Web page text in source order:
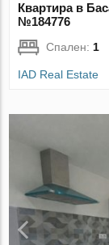
Квартира в
№184776
Спален: 1
IAD Real Estate